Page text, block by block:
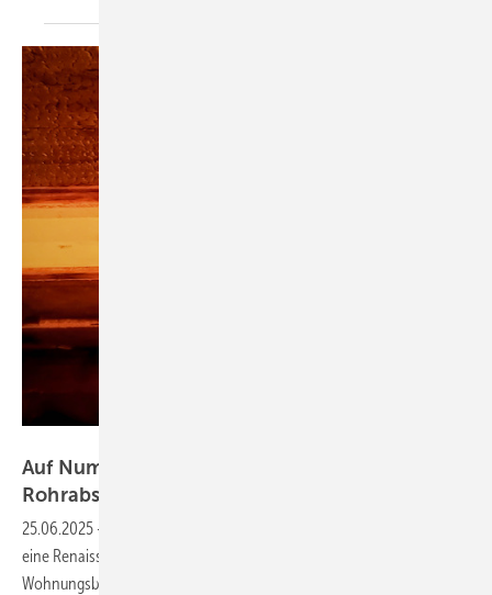
Auf Nummer sicher gehen bei
Rohrabschottungen im
25.06.2025 -
eine Renaissance als Baustoff, auch im mehrgeschossigen
Wohnungsbau. Doch Holzbau stellt gleichzeitig hohe Anforderungen